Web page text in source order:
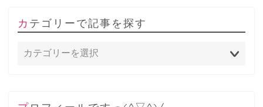
カテゴリーで記事を探す